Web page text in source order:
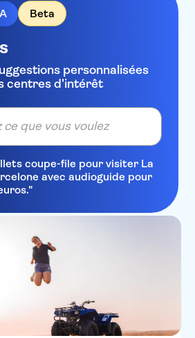
Hotel &
Downtown
Hotel
Hotel
Bur Dubai
Hotel Dubai
Dubai
Beta
personnalisées
centres d'intérêt
ce que vous voulez
coupe-file pour visiter La
avec audioguide pour